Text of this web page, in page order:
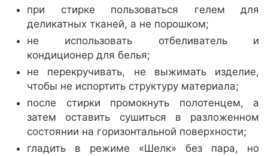
при стирке пользоваться гелем для
деликатных тканей, а не порошком;
не использовать отбеливатель и
кондиционер для белья;
не перекручивать, не выжимать изделие,
чтобы не испортить структуру материала;
после стирки промокнуть полотенцем, а
затем оставить сушиться в разложенном
состоянии на горизонтальной поверхности;
гладить в режиме «Шелк» без пара, но